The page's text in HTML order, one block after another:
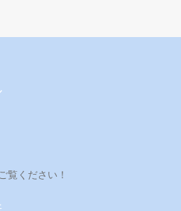
ください！